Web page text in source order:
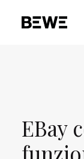
SERVIZI
EBay